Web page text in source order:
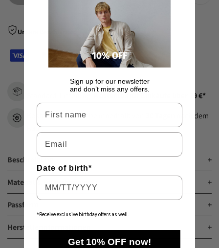
Unsere Bezahlarten
Kostenlos für Einkäufe über 79 €*
Kostenlose Rückgabe innerhalb von
nach dem
Kauf.
Beschreibung +
Material & Pflegehinweise +
Passform +
Herstellerinformationen +
Sign up for our newsletter
and don’t miss any offers.
Vorname
Email
Date of birth*
*Receive exclusive birthday offers as well.
Get 10% OFF now!